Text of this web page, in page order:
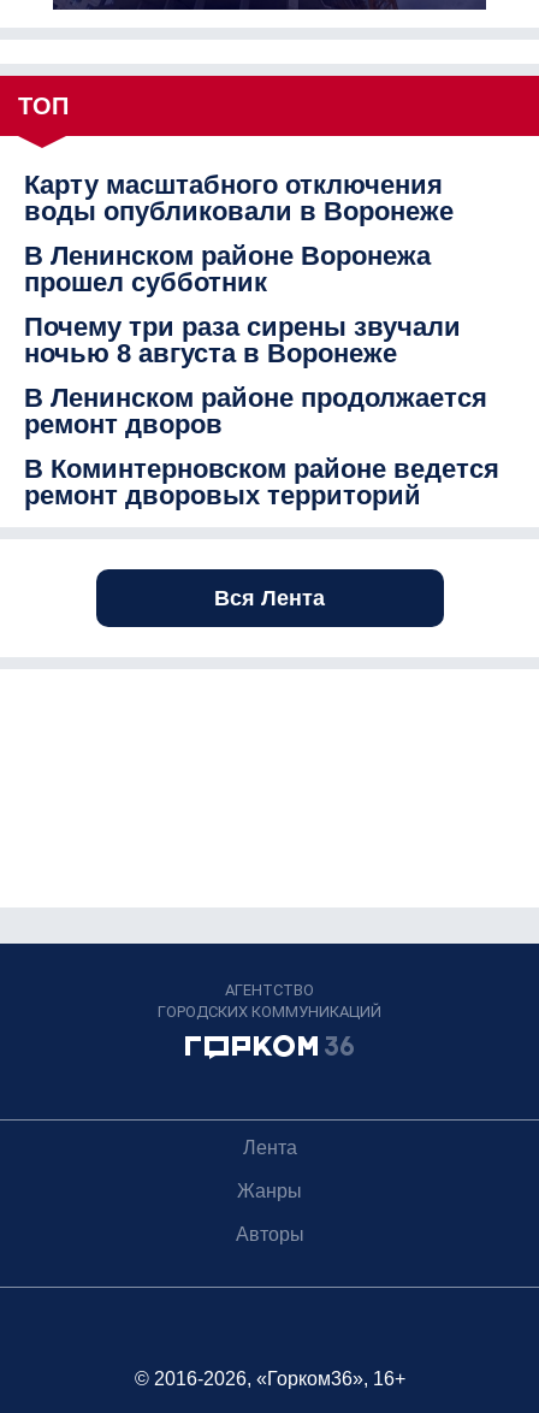
ТОП
Карту масштабного отключения
воды опубликовали в Воронеже
В Ленинском районе Воронежа
прошел субботник
Почему три раза сирены звучали
ночью 8 августа в Воронеже
В Ленинском районе продолжается
ремонт дворов
В Коминтерновском районе ведется
ремонт дворовых территорий
Вся Лента
АГЕНТСТВО
ГОРОДСКИХ КОММУНИКАЦИЙ
Лента
Жанры
Авторы
© 2016-2026, «Горком36», 16+